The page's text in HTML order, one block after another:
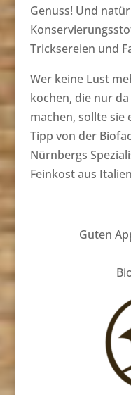
Genuss! Und
Tricksereien und
Wer keine Lust
kochen, die nur
machen, sollte sie
Tipp von der
Nürnbergs
Feinkost aus
Guten